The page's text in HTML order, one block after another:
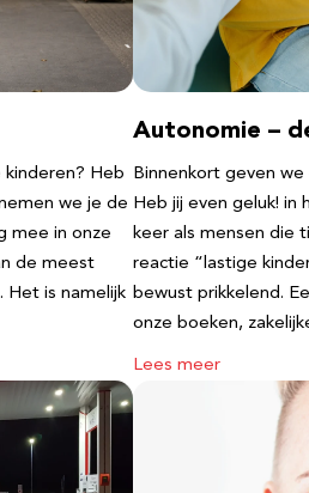
Heb
we je de
mee in onze
de meest
Het is namelijk
Autonomie –
Binnenkort geven
Heb jij even geluk! in
keer als mensen die
reactie “lastige
bewust prikkelend.
onze boeken,
Lees meer